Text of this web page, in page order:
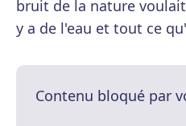
bruit de la nature
y a de l'eau et tout ce
Contenu bloqué par